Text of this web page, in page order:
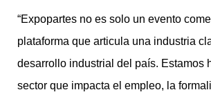
“Expopartes no es solo un evento
plataforma que articula una industria
desarrollo industrial del país. Estamos
sector que impacta el empleo, la